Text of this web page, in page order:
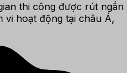
thi công được rút ngắn
vi hoạt động tại châu Á,